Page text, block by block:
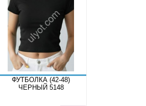
ФУТБОЛКА (42-48)
ЧЕРНЫЙ 5148